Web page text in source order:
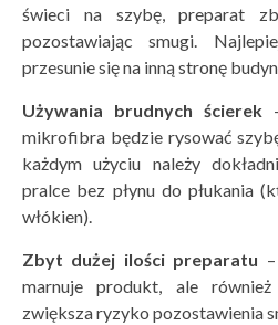
świeci na szybę, preparat
pozostawiając smugi.
przesunie się na inną stronę
Używania brudnych ścierek
mikrofibra będzie rysować
każdym użyciu należy
pralce bez płynu do płukania
włókien).
Zbyt dużej ilości preparatu
marnuje produkt, ale
zwiększa ryzyko pozostawienia